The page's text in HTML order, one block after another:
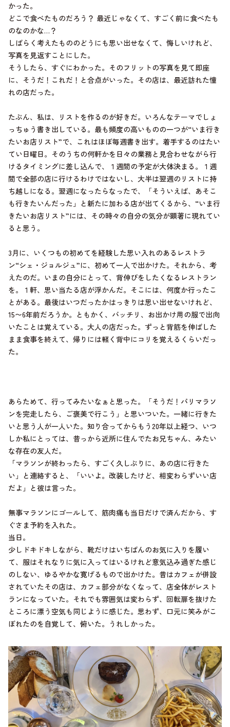
かった。
どこで食べたものだろう？ 最近じゃなくて、すごく前に食べたも
のなのかな…？
しばらく考えたもののどうにも思い出せなくて、悔しいけれど、
写真を見返すことにした。
そうしたら、すぐにわかった。そのフリットの写真を見て即座
に、そうだ！これだ！と合点がいった。その店は、最近訪れた憧
れの店だった。
たぶん、私は、リストを作るのが好きだ。いろんなテーマでしょ
っちゅう書き出している。最も頻度の高いものの一つが“いま行き
たいお店リスト”で、これはほぼ毎週書き出す。着手するのはたい
てい日曜日。そのうちの何軒かを日々の業務と見合わせながら行
けるタイミングに差し込んで、１週間の予定が大体決まる。１週
間で全部の店に行けるわけではないし、大半は翌週のリストに持
ち越しになる。翌週になったらなったで、「そういえば、あそこ
も行きたいんだった」と新たに加わる店が出てくるから、“いま行
きたいお店リスト”には、その時々の自分の気分が顕著に現れてい
ると思う。
3月に、いくつもの初めてを経験した思い入れのあるレストラ
ン“シェ・ジョルジュ”に、初めて一人で出かけた。それから、考
えたのだ。いまの自分にとって、背伸びをしたくなるレストラン
を。１軒、思い当たる店が浮かんだ。そこには、何度か行ったこ
とがある。最後はいつだったかはっきりは思い出せないけれど、
15〜6年前だろうか。ともかく、バッチリ、お出かけ用の服で出向
いたことは覚えている。大人の店だった。ずっと背筋を伸ばした
まま食事を終えて、帰りには軽く背中にコリを覚えるくらいだっ
た。
あらためて、行ってみたいなぁと思った。「そうだ！パリマラソ
ンを完走したら、ご褒美で行こう」と思いついた。一緒に行きた
いと思う人が一人いた。知り合ってからもう20年以上経つ、いつ
しか私にとっては、昔っから近所に住んでたお兄ちゃん、みたい
な存在の友人だ。
「マラソンが終わったら、すごく久しぶりに、あの店に行きた
い」と連絡すると、「いいよ。改装したけど、相変わらずいい店
だよ」と彼は言った。
無事マラソンにゴールして、筋肉痛も当日だけで済んだから、す
ぐさま予約を入れた。
当日。
少しドキドキしながら、靴だけはいちばんのお気に入りを履い
て、服はそれなりに気に入ってはいるけれど意気込み過ぎた感じ
のしない、ゆるやかな寛げるもので出かけた。昔はカフェが併設
されていたその店は、カフェ部分がなくなって、店全体がレスト
ランになっていた。それでも雰囲気は変わらず、回転扉を抜けた
ところに漂う空気も同じように感じた。思わず、口元に笑みがこ
ぼれたのを自覚して、俯いた。うれしかった。